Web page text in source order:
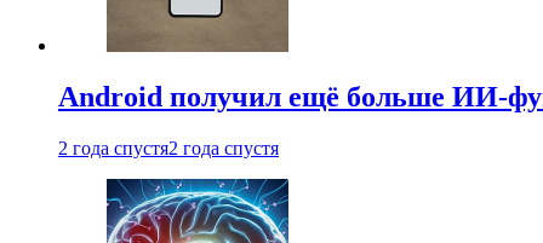
Android получил ещё больше ИИ-
2 года спустя2 года спустя